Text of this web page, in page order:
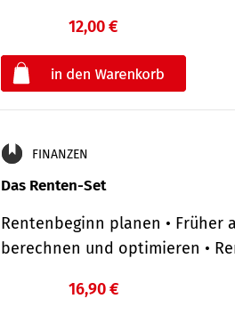
12,00 €
FINANZEN
Das Renten-Set
Rentenbeginn planen • Früher
berechnen und optimieren •
16,90 €